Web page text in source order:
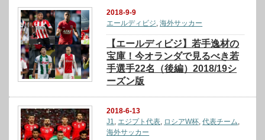
2018-9-9
エールディビジ,海外サッカー
【エールディビジ】若手逸材の
宝庫！今オランダで見るべき若
手選手22名（後編）2018/19シ
ーズン版
2018-6-13
J1, エジプト代表, ロシアW杯,代表チーム,
海外サッカー